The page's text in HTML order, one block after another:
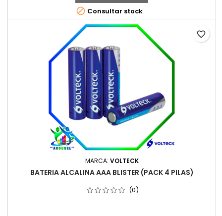
 Consultar stock
MARCA: VOLTECK
BATERIA ALCALINA AAA BLISTER (PACK 4 PILAS)
(0)
favorite_border